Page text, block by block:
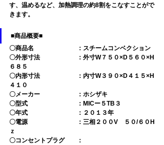
す、温めるなど、加熱調理の約8割をこなすことがで
きます。
■商品概要■
〇商品名　　　　　　　：スチームコンベクション
〇外形寸法　　　　　　：外寸W７５０×D５６０×H
６８５
〇内形寸法　　　　　　：内寸W３９０×D４１５×H
４１０
〇メーカー　　　　　　：ホシザキ
〇型式　　　　　　　　：MICー５TB３
〇年式　　　　　　　　：２０１３年
〇電源　　　　　　　　：三相２００V　５０/６０H
ｚ
〇コンセントプラグ　　：